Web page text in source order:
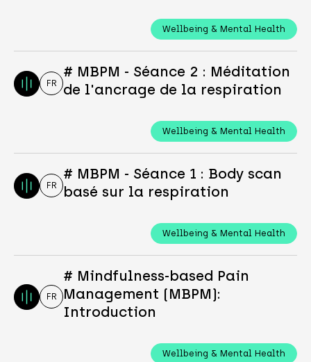
Wellbeing & Mental Health
FR
# MBPM - Séance 2 : Méditation
de l'ancrage de la respiration
Wellbeing & Mental Health
FR
# MBPM - Séance 1 : Body scan
basé sur la respiration
Wellbeing & Mental Health
FR
# Mindfulness-based Pain
Management (MBPM):
Introduction
Wellbeing & Mental Health